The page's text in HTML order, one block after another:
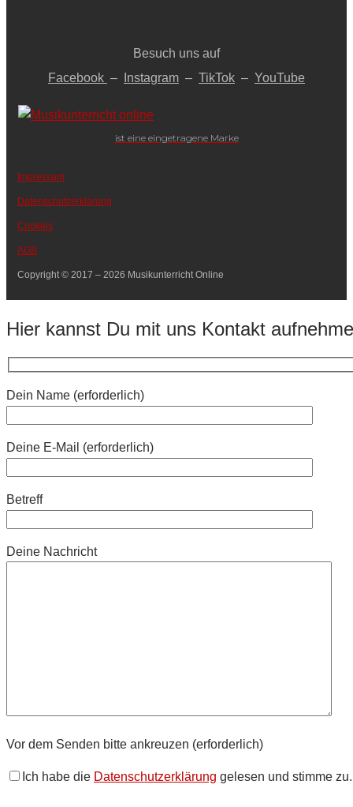
Besuch uns auf
Facebook – Instagram – TikTok – YouTube
ist eine eingetragene Marke
Impressum
Datenschutzerklärung
Cookies
AGB
Copyright © 2017 – 2026 Musikunterricht Online
Hier kannst Du mit uns Kontakt
Dein Name (erforderlich)
Deine E-Mail (erforderlich)
Betreff
Deine Nachricht
Vor dem Senden bitte ankreuzen (erforderlich)
Ich habe die Datenschutzerklärung gelesen und stimme zu.